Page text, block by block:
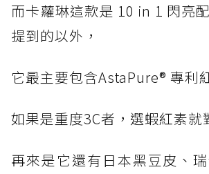
而卡蘿琳這款是 10 in 1 閃亮
提到的以外，
它最主要包含AstaPure® 專利
如果是重度3C者，選蝦紅素就
再來是它還有日本黑豆皮、